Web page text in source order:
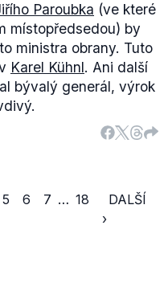
Paroubka (ve které
místopředsedou) by
ministra obrany. Tuto
Karel Kühnl. Ani další
bývalý generál, výrok
5 6 7 … 18
DALŠÍ
›